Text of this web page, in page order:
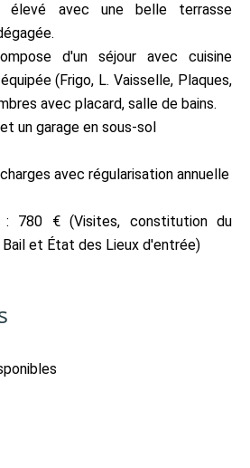
élevé avec une belle terrasse
d'un séjour avec cuisine
(Frigo, L. Vaisselle, Plaques,
avec placard, salle de bains.
un garage en sous-sol
avec régularisation annuelle
: 780 € (Visites, constitution du
et État des Lieux d'entrée)